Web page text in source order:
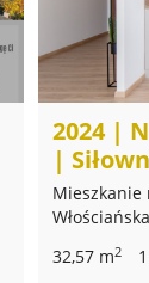
2024 |
|
Mieszkanie
Włościańska
32,57 m2